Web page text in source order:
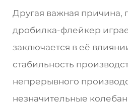
Другая важная причина,
дробилка-флейкер
заключается в её
стабильность
непрерывного
незначительные